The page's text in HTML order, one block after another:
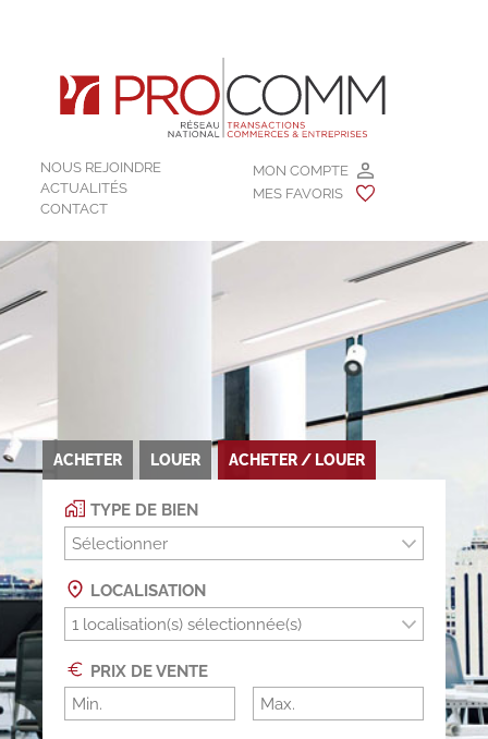
MON COMPTE
MES FAVORIS
NOUS REJOINDRE
ACTUALITÉS
CONTACT
ACHETER LOUER ACHETER / LOUER
TYPE DE BIEN
Sélectionner
LOCALISATION
PRIX DE VENTE